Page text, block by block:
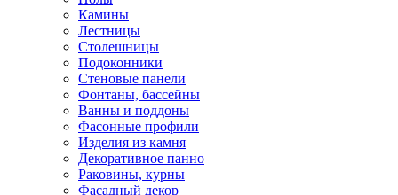
Камины
Лестницы
Столешницы
Подоконники
Стеновые панели
Фонтаны, бассейны
Ванны и поддоны
Фасонные профили
Изделия из камня
Декоративное панно
Раковины, курны
Фасадный декор